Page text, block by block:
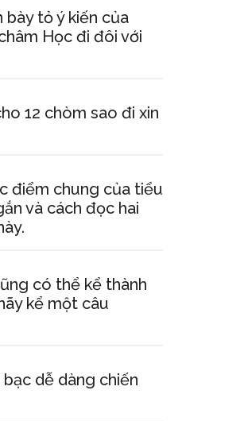
bày tỏ ý kiến của
Học đi đôi với
12 chòm sao đi xin
điểm chung của tiểu
và cách đọc hai
có thể kể thành
kể một câu
dễ dàng chiến